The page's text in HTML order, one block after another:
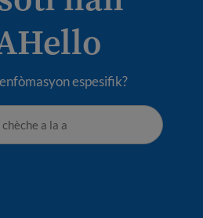
espesifik?